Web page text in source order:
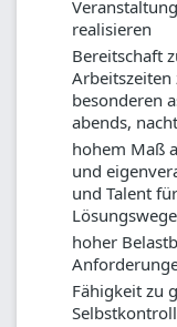
realisieren
Bereitschaft
Arbeitszeiten
besonderen
abends,
hohem Maß
und
und Talent
Lösungswege
hoher
Fähigkeit zu